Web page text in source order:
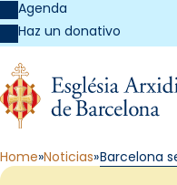
Agenda
Haz un donativo
Home Noticias Barcelona